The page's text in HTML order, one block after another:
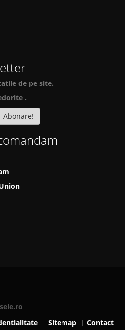
de pe site.
.
Abonare!
Sitemap Contact